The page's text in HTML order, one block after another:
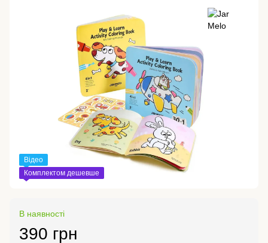
Відео
Комплектом дешевше
В наявності
390 грн